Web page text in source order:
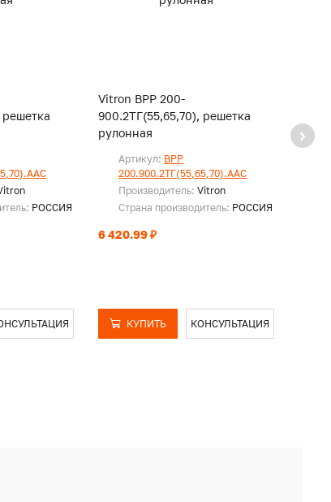
РОССИЯ
Vitron ВРР 200-
900.2ТГ(55,65,70), решетка
рулонная
Артикул: ВРР
200.900.2ТГ(55,65,70).ААС
Производитель:Vitron
Страна производитель: РОССИЯ
6 420.99 ₽
КУПИТЬ КОНСУЛЬТАЦИЯ